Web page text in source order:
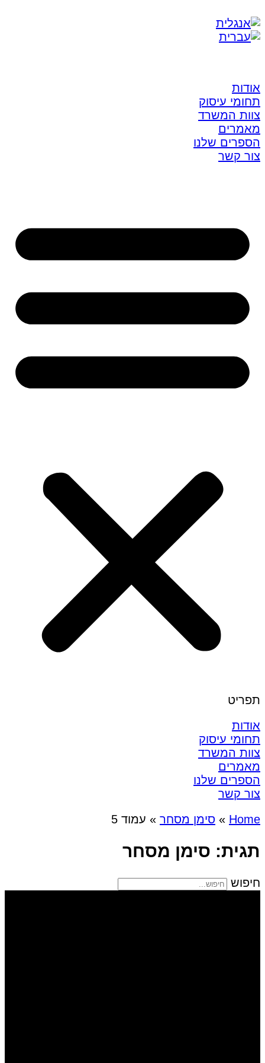
אודות
תחומי עיסוק
צוות המשרד
מאמרים
הספרים שלנו
צור קשר
תפריט
אודות
תחומי עיסוק
צוות המשרד
מאמרים
הספרים שלנו
צור קשר
Home
» סימן מסחר » עמוד 5
תגית: סימן מסחר
חיפוש